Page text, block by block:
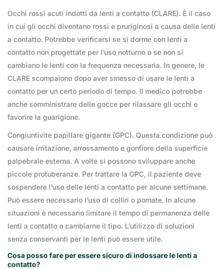
Occhi rossi acuti indotti da lenti a contatto (CLARE). È il caso
in cui gli occhi diventano rossi e pruriginosi a causa delle lenti
a contatto. Potrebbe verificarsi se si dorme con lenti a
contatto non progettate per l’uso notturno o se non si
cambiano le lenti con la frequenza necessaria. In genere, le
CLARE scompaiono dopo aver smesso di usare le lenti a
contatto per un certo periodo di tempo. Il medico potrebbe
anche somministrare delle gocce per rilassare gli occhi e
favorire la guarigione.
Congiuntivite papillare gigante (GPC). Questa condizione può
causare irritazione, arrossamento e gonfiore della superficie
palpebrale esterna. A volte si possono sviluppare anche
piccole protuberanze. Per trattare la GPC, il paziente deve
sospendere l’uso delle lenti a contatto per alcune settimane.
Può essere necessario l’uso di colliri o pomate. In alcune
situazioni è necessario limitare il tempo di permanenza delle
lenti a contatto o cambiarne il tipo. L’utilizzo di soluzioni
senza conservanti per le lenti può essere utile.
Cosa posso fare per essere sicuro di indossare le lenti a
contatto?